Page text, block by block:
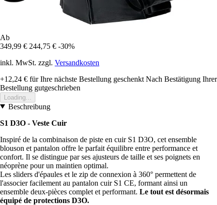
Ab
349,99 € 244,75 € -30%
inkl. MwSt. zzgl. Versandkosten
+12,24 € für Ihre nächste Bestellung geschenkt Nach Bestätigung Ihrer
Bestellung gutgeschrieben
Loading...
Beschreibung
S1 D3O - Veste Cuir
Inspiré de la combinaison de piste en cuir S1 D3O, cet ensemble
blouson et pantalon offre le parfait équilibre entre performance et
confort. Il se distingue par ses ajusteurs de taille et ses poignets en
néoprène pour un maintien optimal.
Les sliders d'épaules et le zip de connexion à 360° permettent de
l'associer facilement au pantalon cuir S1 CE, formant ainsi un
ensemble deux-pièces complet et performant. Le tout est désormais
équipé de protections D3O.